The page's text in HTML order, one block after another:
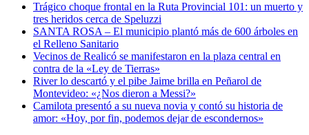
Trágico choque frontal en la Ruta Provincial 101: un muerto y
tres heridos cerca de Speluzzi
SANTA ROSA – El municipio plantó más de 600 árboles en
el Relleno Sanitario
Vecinos de Realicó se manifestaron en la plaza central en
contra de la «Ley de Tierras»
River lo descartó y el pibe Jaime brilla en Peñarol de
Montevideo: «¿Nos dieron a Messi?»
Camilota presentó a su nueva novia y contó su historia de
amor: «Hoy, por fin, podemos dejar de escondernos»